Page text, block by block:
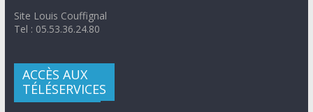
Site Louis Couffignal
Tel : 05.53.36.24.80
ACCÈS AUX
TÉLÉSERVICES